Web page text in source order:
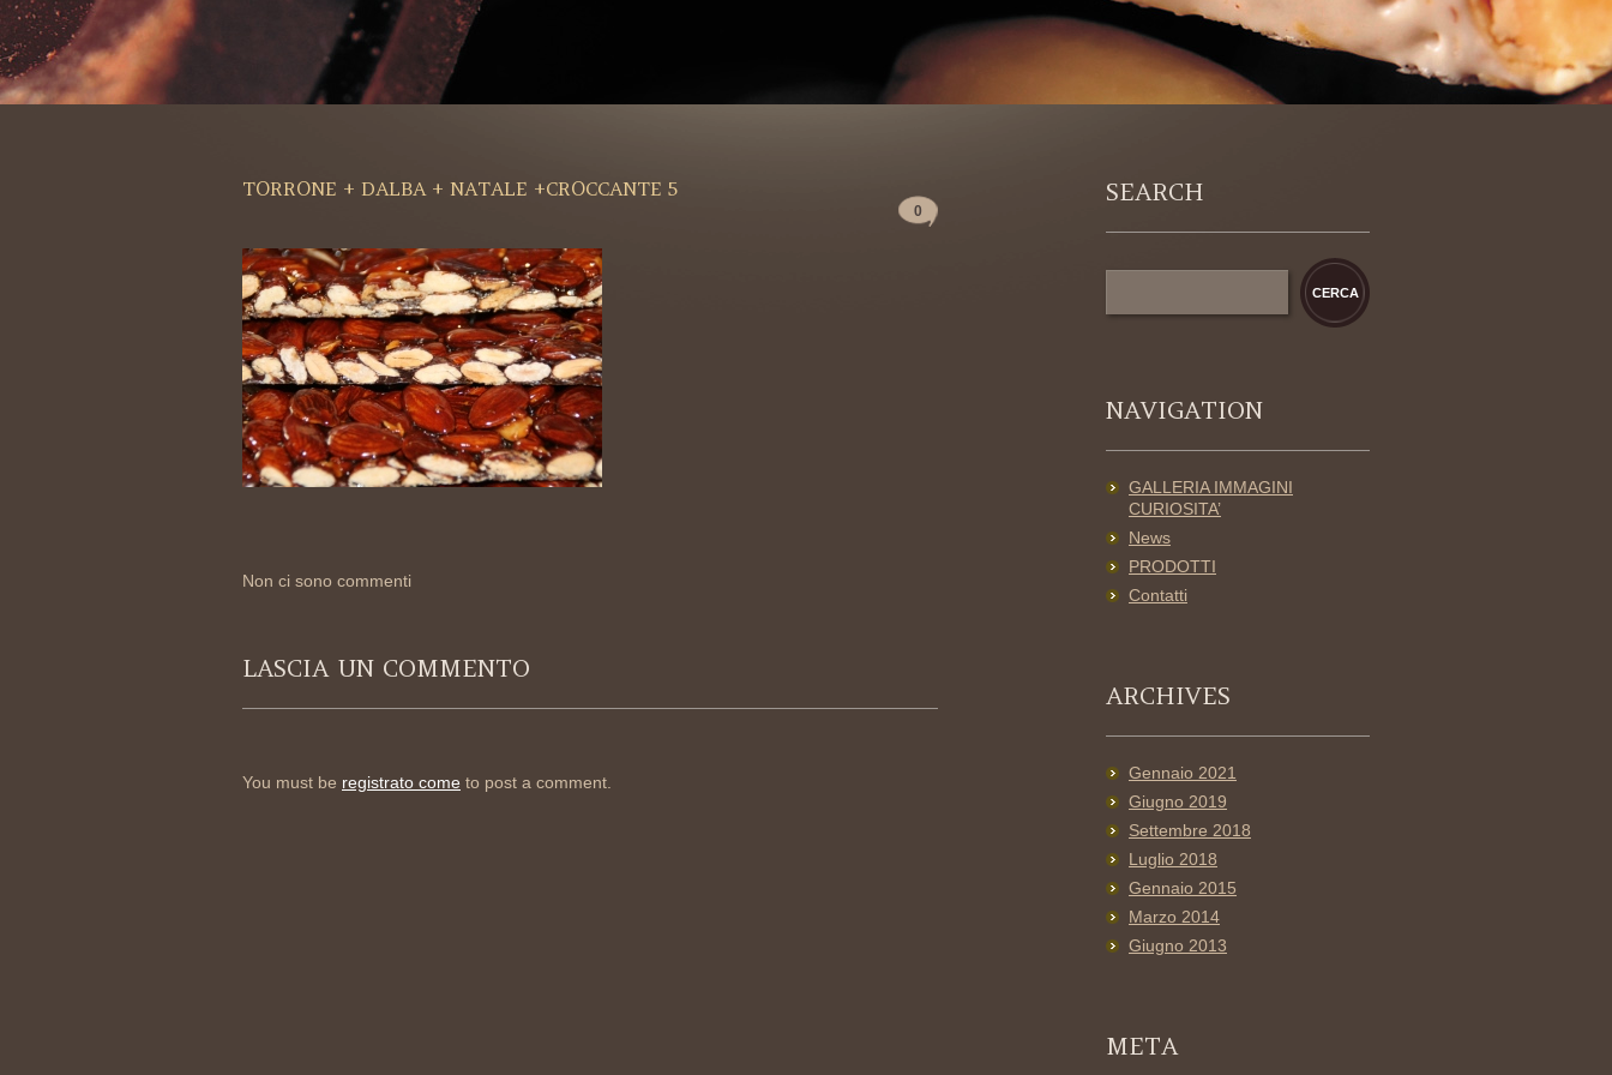
0
TORRONE + DALBA + NATALE +CROCCANTE 5
Non ci sono commenti
LASCIA UN COMMENTO
You must be registrato come to post a comment.
SEARCH
NAVIGATION
GALLERIA IMMAGINI
CURIOSITA’
News
PRODOTTI
Contatti
ARCHIVES
Gennaio 2021
Giugno 2019
Settembre 2018
Luglio 2018
Gennaio 2015
Marzo 2014
Giugno 2013
META